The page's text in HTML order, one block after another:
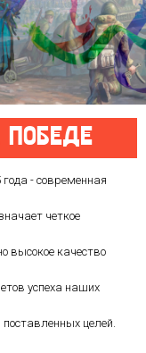
ПОБЕДЕ
- современная
четкое
высокое качество
успеха наших
целей.